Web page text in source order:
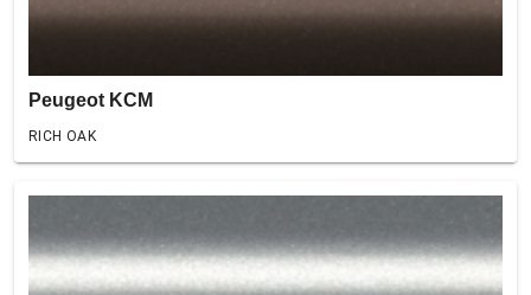
Peugeot KCM
RICH OAK